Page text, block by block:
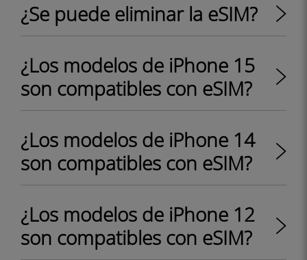
¿Se puede eliminar la eSIM?
¿Los modelos de iPhone 15
son compatibles con eSIM?
¿Los modelos de iPhone 14
son compatibles con eSIM?
¿Los modelos de iPhone 12
son compatibles con eSIM?